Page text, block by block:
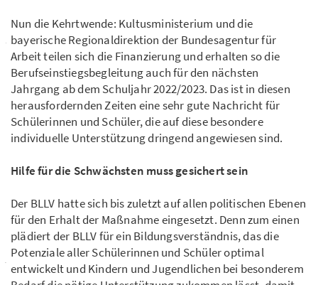
Nun die Kehrtwende: Kultusministerium und die
bayerische Regionaldirektion der Bundesagentur für
Arbeit teilen sich die Finanzierung und erhalten so die
Berufseinstiegsbegleitung auch für den nächsten
Jahrgang ab dem Schuljahr 2022/2023. Das ist in diesen
herausfordernden Zeiten eine sehr gute Nachricht für
Schülerinnen und Schüler, die auf diese besondere
individuelle Unterstützung dringend angewiesen sind.
Hilfe für die Schwächsten muss gesichert sein
Der BLLV hatte sich bis zuletzt auf allen politischen Ebenen
für den Erhalt der Maßnahme eingesetzt. Denn zum einen
plädiert der BLLV für ein Bildungsverständnis, das die
Potenziale aller Schülerinnen und Schüler optimal
entwickelt und Kindern und Jugendlichen bei besonderem